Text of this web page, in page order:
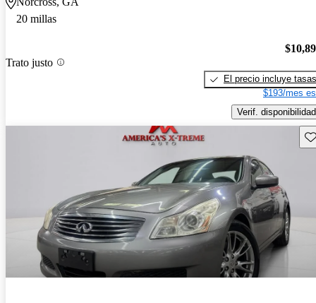
20 millas
Trato justo
El precio incluye tasas
$193/mes
Verif. disponibilidad